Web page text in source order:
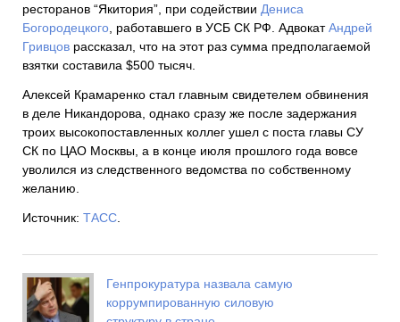
ресторанов “Якитория”, при содействии Дениса
Богородецкого , работавшего в УСБ СК РФ. АдвокатАндрей
Гривцов рассказал, что на этот раз сумма предполагаемой
взятки составила $500 тысяч.
Алексей Крамаренко стал главным свидетелем обвинения
в деле Никандорова, однако сразу же после задержания
троих высокопоставленных коллег ушел с поста главы СУ
СК по ЦАО Москвы, а в конце июля прошлого года вовсе
уволился из следственного ведомства по собственному
желанию.
Источник: ТАСС
Генпрокуратура назвала самую
коррумпированную силовую